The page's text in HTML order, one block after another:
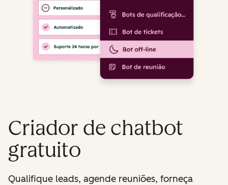
Criador de chatbot
gratuito
Qualifique leads, agende reuniões, forneça